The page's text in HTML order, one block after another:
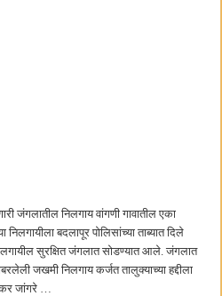
जंगलातील निलगाय वांगणी गावातील एका
बदलापूर पोलिसांच्या ताब्यात दिले
सुरक्षित जंगलात सोडण्यात आले. जंगलात
जखमी निलगाय कर्जत तालुक्याच्या हद्दीला
जांगरे …